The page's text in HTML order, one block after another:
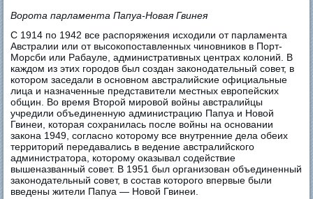
Ворота парламента Папуа-Новая Гвинея
С 1914 по 1942 все распоряжения исходили от парламента
Австралии или от высокопоставленных чиновников в Порт-
Морсби или Рабауле, административных центрах колоний. В
каждом из этих городов был создан законодательный совет, в
котором заседали в основном австралийские официальные
лица и назначенные представители местных европейских
общин. Во время Второй мировой войны австралийцы
учредили объединенную администрацию Папуа и Новой
Гвинеи, которая сохранилась после войны на основании
закона 1949, согласно которому все внутренние дела обеих
территорий передавались в ведение австралийского
администратора, которому оказывал содействие
вышеназванный совет. В 1951 был организован объединенный
законодательный совет, в состав которого впервые были
введены жители Папуа — Новой Гвинеи.